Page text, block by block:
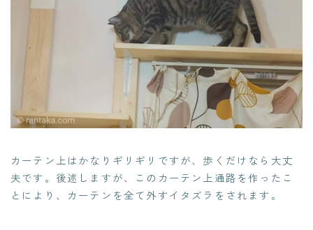
カーテン上はかなりギリギリですが、歩くだけなら大丈
夫です。後述しますが、このカーテン上通路を作ったこ
とにより、カーテンを全て外すイタズラをされます。